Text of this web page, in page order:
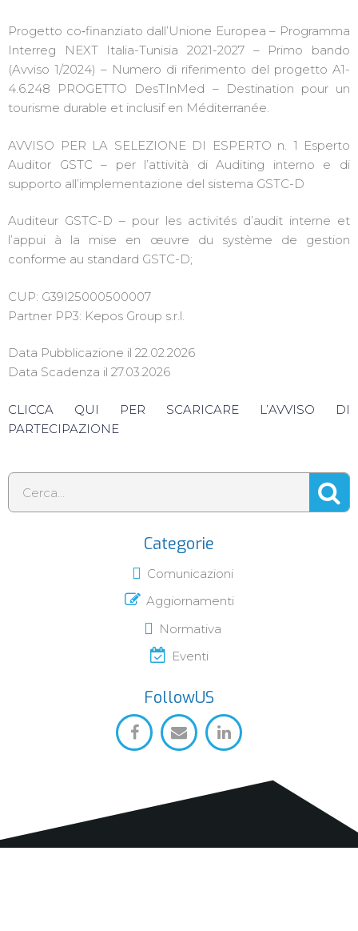
Progetto co‐finanziato dall’Unione Europea – Programma
Interreg NEXT Italia-Tunisia 2021-2027 – Primo bando
(Avviso 1/2024) – Numero di riferimento del progetto A1-
4.6.248 PROGETTO DesTInMed – Destination pour un
tourisme durable et inclusif en Méditerranée.
AVVISO PER LA SELEZIONE DI ESPERTO n. 1 Esperto
Auditor GSTC – per l’attività di Auditing interno e di
supporto all’implementazione del sistema GSTC-D
Auditeur GSTC-D – pour les activités d’audit interne et
l’appui à la mise en œuvre du système de gestion
conforme au standard GSTC-D;
CUP: G39I25000500007
Partner PP3: Kepos Group s.r.l.
Data Pubblicazione il 22.02.2026
Data Scadenza il 27.03.2026
CLICCA QUI PER SCARICARE L’AVVISO DI
PARTECIPAZIONE
Categorie
Comunicazioni
Aggiornamenti
Normativa
Eventi
FollowUS